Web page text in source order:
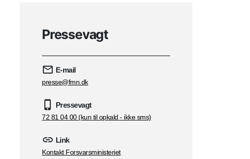
Pressevagt
E-mail
presse@fmn.dk
Pressevagt
72 81 04 00 (kun til opkald - ikke sms)
Link
Kontakt Forsvarsministeriet